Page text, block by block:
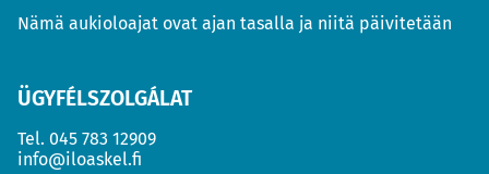
Nämä aukioloajat ovat ajan tasalla ja niitä päivitetään
ÜGYFÉLSZOLGÁLAT
Tel. 045 783 12909
info@iloaskel.fi